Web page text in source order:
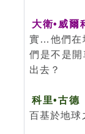
大衛•威爾
實…他們在
們是不是
出去？
科里•古德
百基於地球